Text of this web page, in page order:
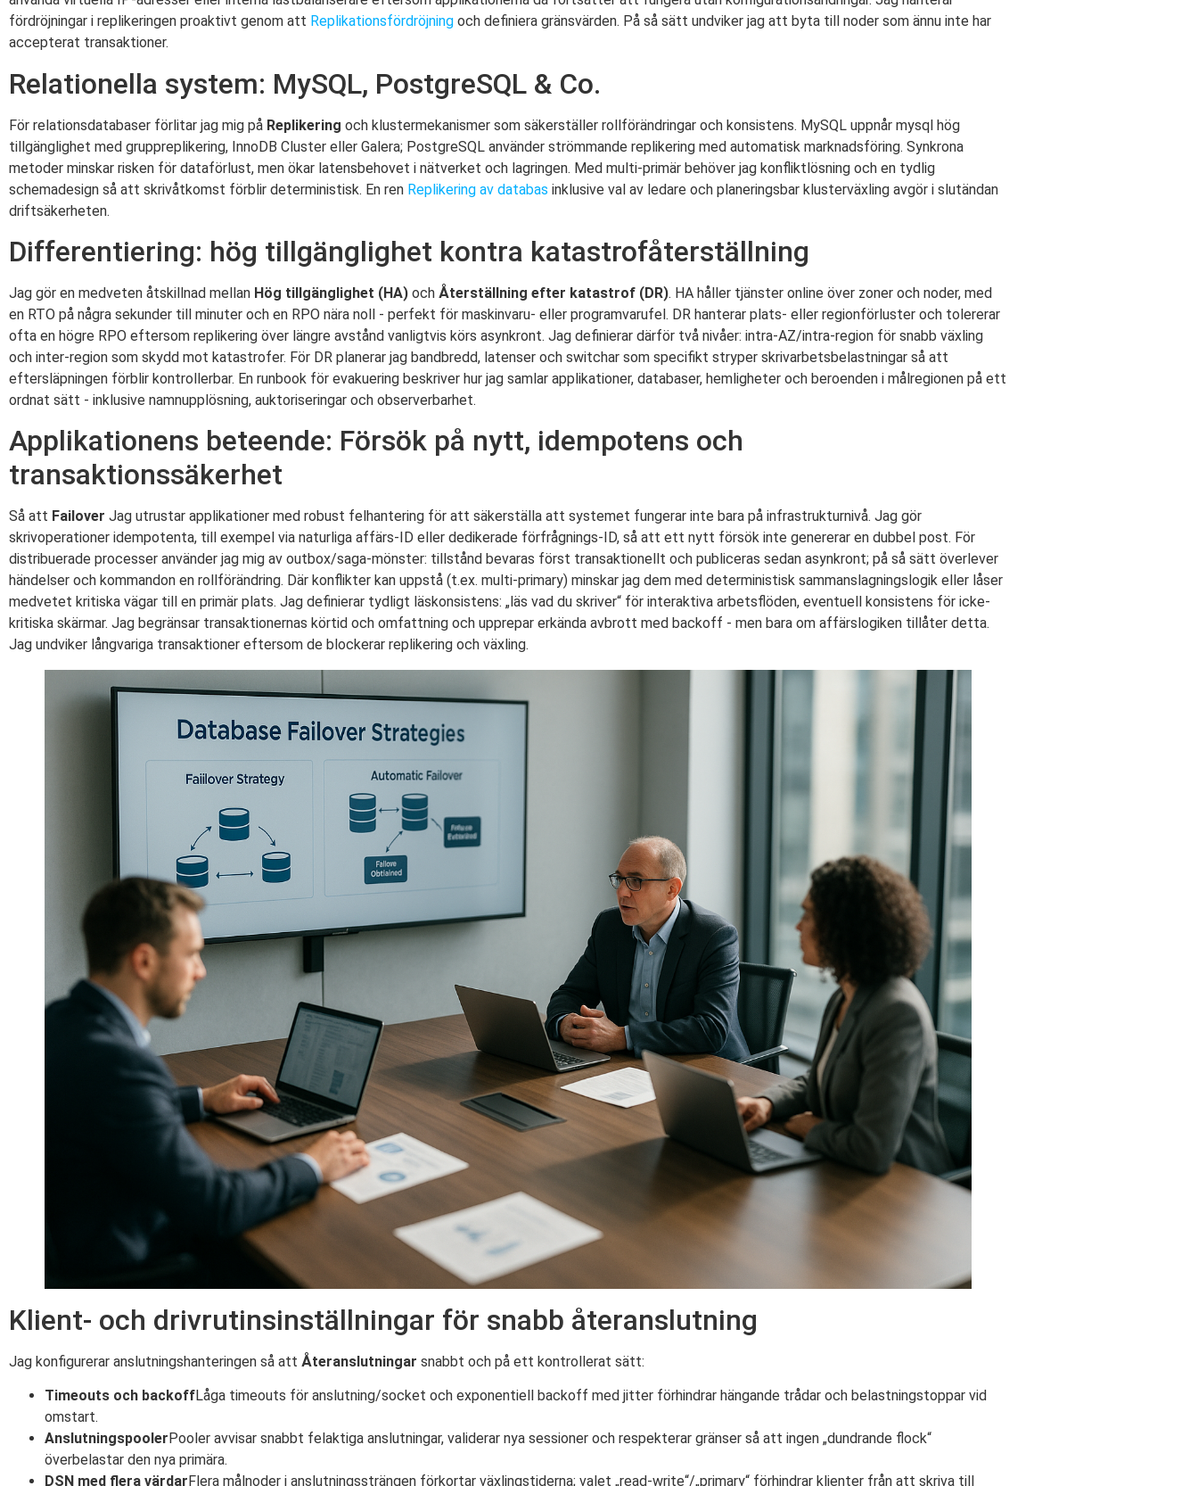
fördröjningar i replikeringen proaktivt genom att Replikationsfördröjning och definiera gränsvärden. På så sätt undviker jag att byta till noder som ännu inte har
accepterat transaktioner.
Relationella system: MySQL, PostgreSQL & Co.
För relationsdatabaser förlitar jag mig på Replikering och klustermekanismer som säkerställer rollförändringar och konsistens. MySQL uppnår mysql hög
tillgänglighet med gruppreplikering, InnoDB Cluster eller Galera; PostgreSQL använder strömmande replikering med automatisk marknadsföring. Synkrona
metoder minskar risken för dataförlust, men ökar latensbehovet i nätverket och lagringen. Med multi-primär behöver jag konfliktlösning och en tydlig
schemadesign så att skrivåtkomst förblir deterministisk. En ren Replikering av databas inklusive val av ledare och planeringsbar klusterväxling avgör i slutändan
driftsäkerheten.
Differentiering: hög tillgänglighet kontra katastrofåterställning
Jag gör en medveten åtskillnad mellan Hög tillgänglighet (HA) och Återställning efter katastrof (DR). HA håller tjänster online över zoner och noder, med
en RTO på några sekunder till minuter och en RPO nära noll - perfekt för maskinvaru- eller programvarufel. DR hanterar plats- eller regionförluster och tolererar
ofta en högre RPO eftersom replikering över längre avstånd vanligtvis körs asynkront. Jag definierar därför två nivåer: intra-AZ/intra-region för snabb växling
och inter-region som skydd mot katastrofer. För DR planerar jag bandbredd, latenser och switchar som specifikt stryper skrivarbetsbelastningar så att
eftersläpningen förblir kontrollerbar. En runbook för evakuering beskriver hur jag samlar applikationer, databaser, hemligheter och beroenden i målregionen på ett
ordnat sätt - inklusive namnupplösning, auktoriseringar och observerbarhet.
Applikationens beteende: Försök på nytt, idempotens och
transaktionssäkerhet
Så att Failover Jag utrustar applikationer med robust felhantering för att säkerställa att systemet fungerar inte bara på infrastrukturnivå. Jag gör
skrivoperationer idempotenta, till exempel via naturliga affärs-ID eller dedikerade förfrågnings-ID, så att ett nytt försök inte genererar en dubbel post. För
distribuerade processer använder jag mig av outbox/saga-mönster: tillstånd bevaras först transaktionellt och publiceras sedan asynkront; på så sätt överlever
händelser och kommandon en rollförändring. Där konflikter kan uppstå (t.ex. multi-primary) minskar jag dem med deterministisk sammanslagningslogik eller låser
medvetet kritiska vägar till en primär plats. Jag definierar tydligt läskonsistens: „läs vad du skriver“ för interaktiva arbetsflöden, eventuell konsistens för icke-
kritiska skärmar. Jag begränsar transaktionernas körtid och omfattning och upprepar erkända avbrott med backoff - men bara om affärslogiken tillåter detta.
Jag undviker långvariga transaktioner eftersom de blockerar replikering och växling.
Klient- och drivrutinsinställningar för snabb återanslutning
Jag konfigurerar anslutningshanteringen så att Återanslutningar snabbt och på ett kontrollerat sätt:
Timeouts och backoffLåga timeouts för anslutning/socket och exponentiell backoff med jitter förhindrar hängande trådar och belastningstoppar vid
omstart.
AnslutningspoolerPooler avvisar snabbt felaktiga anslutningar, validerar nya sessioner och respekterar gränser så att ingen „dundrande flock“
överbelastar den nya primära.
DSN med flera värdarFlera målnoder i anslutningssträngen förkortar växlingstiderna; valet „read-write“/„primary“ förhindrar klienter från att skriva till